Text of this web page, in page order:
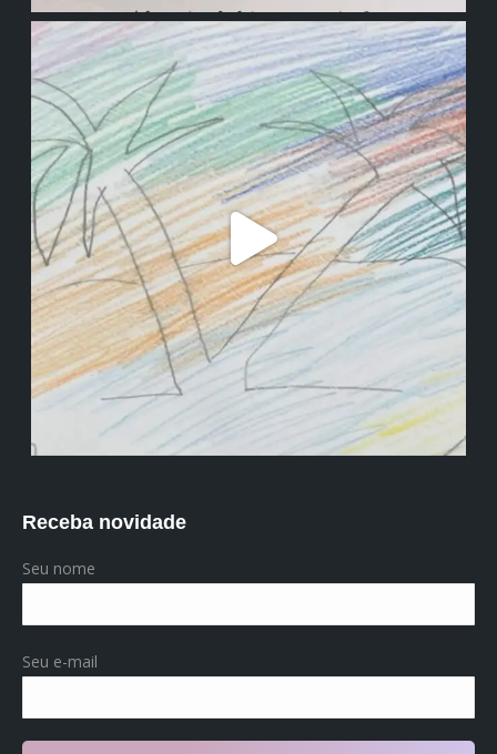
institutodanieladepolli
Receba novidade
Seu nome
Seu e-mail